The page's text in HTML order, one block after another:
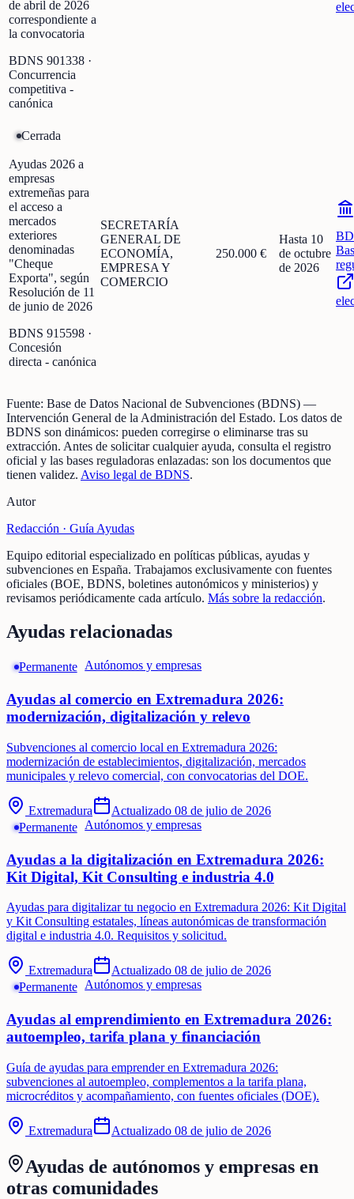
de abril de 2026
correspondiente a
la convocatoria
BDNS 901338 ·
Concurrencia
competitiva -
canónica
Cerrada
Ayudas 2026 a
empresas
extremeñas para
el acceso a
mercados
exteriores
denominadas
"Cheque
Exporta", según
Resolución de 11
de junio de 2026
BDNS 915598 ·
Concesión
directa - canónica
SECRETARÍA
GENERAL DE
ECONOMÍA,
EMPRESA Y
COMERCIO
250.000 €
Hasta 10
de octubre
de 2026
Fuente: Base de Datos Nacional de Subvenciones (BDNS) —
Intervención General de la Administración del Estado. Los datos de
BDNS son dinámicos: pueden corregirse o eliminarse tras su
extracción. Antes de solicitar cualquier ayuda, consulta el registro
oficial y las bases reguladoras enlazadas: son los documentos que
tienen validez. Aviso legal de BDNS.
Autor
Redacción · Guía Ayudas
Equipo editorial especializado en políticas públicas, ayudas y
subvenciones en España. Trabajamos exclusivamente con fuentes
oficiales (BOE, BDNS, boletines autonómicos y ministerios) y
revisamos periódicamente cada artículo. Más sobre la redacción.
Ayudas relacionadas
Permanente Autónomos y empresas
Ayudas al comercio en Extremadura 2026:
modernización, digitalización y relevo
Subvenciones al comercio local en Extremadura 2026:
modernización de establecimientos, digitalización, mercados
municipales y relevo comercial, con convocatorias del DOE.
Extremadura Actualizado 08 de julio de 2026
Permanente Autónomos y empresas
Ayudas a la digitalización en Extremadura 2026:
Kit Digital, Kit Consulting e industria 4.0
Ayudas para digitalizar tu negocio en Extremadura 2026: Kit Digital
y Kit Consulting estatales, líneas autonómicas de transformación
digital e industria 4.0. Requisitos y solicitud.
Extremadura Actualizado 08 de julio de 2026
Permanente Autónomos y empresas
Ayudas al emprendimiento en Extremadura 2026:
autoempleo, tarifa plana y financiación
Guía de ayudas para emprender en Extremadura 2026:
subvenciones al autoempleo, complementos a la tarifa plana,
microcréditos y acompañamiento, con fuentes oficiales (DOE).
Extremadura Actualizado 08 de julio de 2026
Ayudas de autónomos y empresas en
otras comunidades